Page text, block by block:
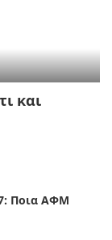
και
Ποια ΑΦΜ